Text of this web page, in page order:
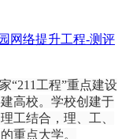
“211工程”重点建设
高校。学校创建于
工结合，理、工、
重点大学。